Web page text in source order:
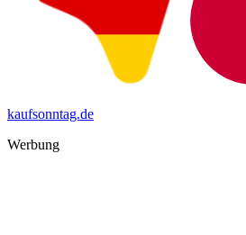
kaufsonntag.de
Werbung